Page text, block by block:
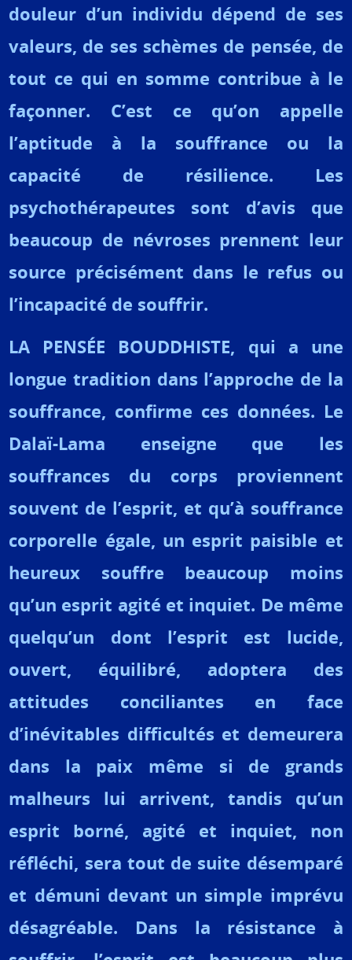
douleur d’un individu dépend de ses
valeurs, de ses schèmes de pensée, de
tout ce qui en somme contribue à le
façonner. C’est ce qu’on appelle
l’aptitude à la souffrance ou la
capacité de résilience. Les
psychothérapeu­tes sont d’avis que
beaucoup de névroses prennent leur
source précisément dans le refus ou
l’incapacité de souffrir.
LA PENSÉE BOUDDHISTE, qui a une
longue tradition dans l’approche de la
souffrance, confirme ces données. Le
Dalaï-Lama enseigne que les
souffrances du corps proviennent
souvent de l’esprit, et qu’à souffrance
corporelle égale, un esprit paisible et
heureux souffre beaucoup moins
qu’un esprit agité et inquiet. De même
quelqu’un dont l’esprit est lucide,
ouvert, équilibré, adoptera des
attitudes conciliantes en face
d’inévitables difficultés et demeurera
dans la paix même si de grands
malheurs lui arrivent, tandis qu’un
esprit borné, agité et inquiet, non
réfléchi, sera tout de suite désemparé
et démuni devant un simple imprévu
désagréable. Dans la résistance à